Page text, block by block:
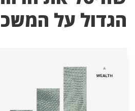
הגדול על